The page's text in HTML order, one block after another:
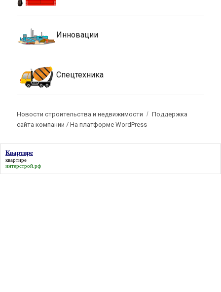
Инновации
Спецтехника
Новости строительства и недвижимости
Поддержка
сайта компании /На платформе WordPress
Квартире
квартире
интерстрой.рф